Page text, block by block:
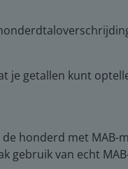
je getallen kunt
honderd met
gebruik van echt